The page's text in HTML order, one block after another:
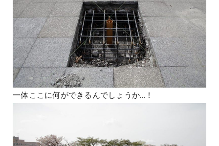
一体ここに何ができるんでしょうか…！